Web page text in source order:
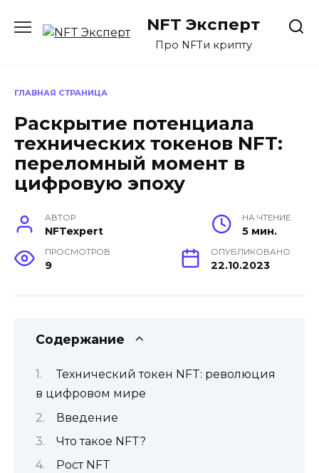
содержанию
NFT Эксперт
Про NFTи крипту
ГЛАВНАЯ СТРАНИЦА
Раскрытие потенциала
технических токенов NFT:
переломный момент в
цифровую эпоху
АВТОР
NFTexpert
НА ЧТЕНИЕ
5 мин.
ПРОСМОТРОВ
9
ОПУБЛИКОВАНО
22.10.2023
Содержание
Технический токен NFT: революция
в цифровом мире
Введение
Что такое NFT?
Рост NFT